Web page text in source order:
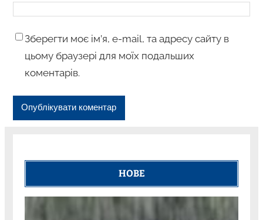
Зберегти моє ім’я, e-mail, та адресу сайту в
цьому браузері для моїх подальших
коментарів.
НОВЕ